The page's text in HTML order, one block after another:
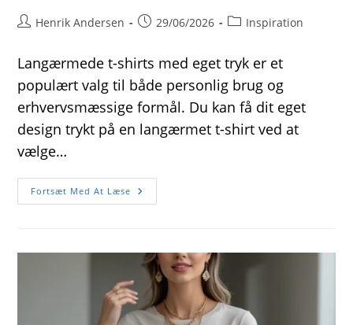
PostHenrik Andersen
Post29/06/2026
PostInspiration
Langærmede t-shirts med eget tryk er et
populært valg til både personlig brug og
erhvervsmæssige formål. Du kan få dit eget
design trykt på en langærmet t-shirt ved at
vælge…
Fortsæt Med At Læse Guide
Til
Eget
Tryk